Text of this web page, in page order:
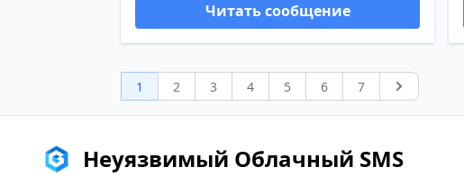
Читать сообщение
1 2 3 4 5 6 7 Next
Неуязвимый Облачный SMS